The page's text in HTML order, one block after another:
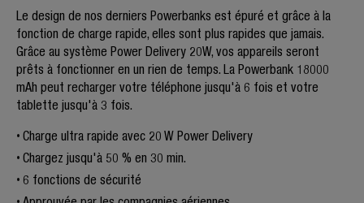
Le design de nos derniers Powerbanks est épuré et grâce à la
fonction de charge rapide, elles sont plus rapides que jamais.
Grâce au système Power Delivery 20W, vos appareils seront
prêts à fonctionner en un rien de temps. La Powerbank 18000
mAh peut recharger votre téléphone jusqu'à 6 fois et votre
tablette jusqu'à 3 fois.
Charge ultra rapide avec 20 W Power Delivery
Chargez jusqu'à 50 % en 30 min.
6 fonctions de sécurité